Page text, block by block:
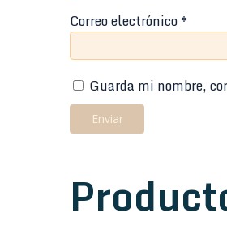
Correo electrónico*
Guarda mi nombre,